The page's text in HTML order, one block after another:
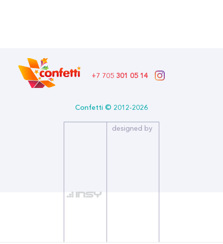
+7 705 301 05 14
Confetti © 2012-2026
designed by